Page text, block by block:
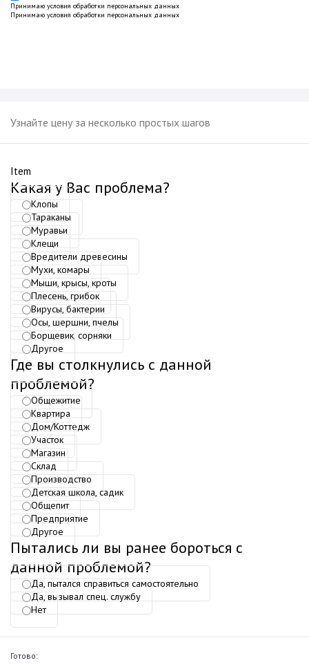
Принимаю условия обработки персональных данных
Принимаю условия обработки персональных данных
Узнайте цену за несколько простых шагов
Item
Какая у Вас проблема?
Клопы
Тараканы
Муравьи
Клещи
Вредители древесины
Мухи, комары
Мыши, крысы, кроты
Плесень, грибок
Вирусы, бактерии
Осы, шершни, пчелы
Борщевик, сорняки
Другое
Где вы столкнулись с данной
проблемой?
Общежитие
Квартира
Дом/Коттедж
Участок
Магазин
Склад
Производство
Детская школа, садик
Общепит
Предприятие
Другое
Пытались ли вы ранее бороться с
данной проблемой?
Да, пытался справиться самостоятельно
Да, вызывал спец. службу
Нет
Готово: